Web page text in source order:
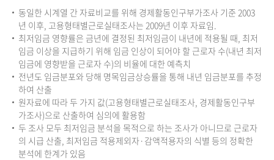
동일한 시계열 간 자료비교를 위해 경제활동인구부가조사 기준 2003
년 이후, 고용형태별근로실태조사는 2009년 이후 자료임.
최저임금 영향률은 금년에 결정된 최저임금이 내년에 적용될 때, 최저
임금 이상을 지급하기 위해 임금 인상이 되어야 할 근로자 수(내년 최저
임금에 영향받을 근로자 수)의 비율에 대한 예측치
전년도 임금분포와 당해 명목임금상승률을 통해 내년 임금분포를 추정
하여 산출
원자료에 따라 두 가지 값(고용형태별근로실태조사, 경제활동인구부
가조사)으로 산출하여 심의에 활용함
두 조사 모두 최저임금 분석을 목적으로 하는 조사가 아니므로 근로자
의 시급 산출, 최저임금 적용제외자·감액적용자의 식별 등의 정확한
분석에 한계가 있음